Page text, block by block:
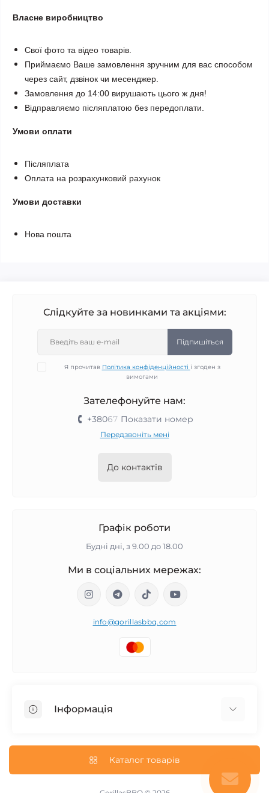
Власне виробництво
Свої фото та відео товарів.
Приймаємо Ваше замовлення зручним для вас способом
через сайт, дзвінок чи месенджер.
Замовлення до 14:00 вирушають цього ж дня!
Відправляємо післяплатою без передоплати.
Умови оплати
Післяплата
Оплата на розрахунковий рахунок
Умови доставки
Нова пошта
Слідкуйте за новинками та акціями:
Підпишіться
Я прочитав Політика конфіденційності і згоден з
вимогами
Зателефонуйте нам:
+38067 Показати номер
Передзвоніть мені
До контактів
Графік роботи
Будні дні, з 9.00 до 18.00
Ми в соціальних мережах:
info@gorillasbbq.com
Інформація
Повернення і обмін товару
Про нас
Каталог товарів